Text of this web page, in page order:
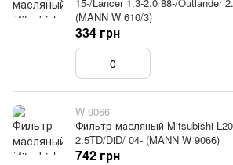
(MANN W 610/3)
334 грн
W 9066
Фильтр масляный Mitsubishi
2.5TD/DiD/ 04- (MANN W 9066)
742 грн